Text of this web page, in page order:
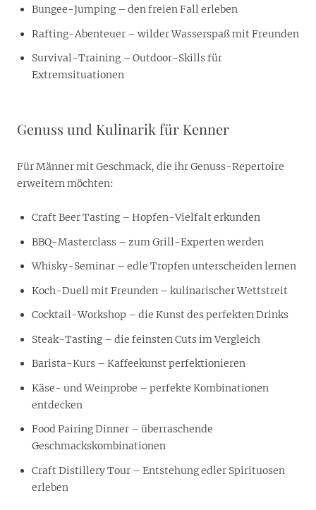
Bungee-Jumping – den freien Fall erleben
Rafting-Abenteuer – wilder Wasserspaß mit Freunden
Survival-Training – Outdoor-Skills für
Extremsituationen
Genuss und Kulinarik für Kenner
Für Männer mit Geschmack, die ihr Genuss-Repertoire
erweitern möchten:
Craft Beer Tasting – Hopfen-Vielfalt erkunden
BBQ-Masterclass – zum Grill-Experten werden
Whisky-Seminar – edle Tropfen unterscheiden lernen
Koch-Duell mit Freunden – kulinarischer Wettstreit
Cocktail-Workshop – die Kunst des perfekten Drinks
Steak-Tasting – die feinsten Cuts im Vergleich
Barista-Kurs – Kaffeekunst perfektionieren
Käse- und Weinprobe – perfekte Kombinationen
entdecken
Food Pairing Dinner – überraschende
Geschmackskombinationen
Craft Distillery Tour – Entstehung edler Spirituosen
erleben